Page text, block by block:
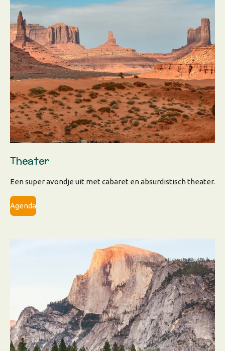
Theater
Een super avondje uit met cabaret en absurdistisch theater.
Agenda